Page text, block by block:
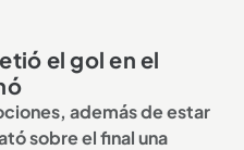
el gol en el
además de estar
sobre el final una